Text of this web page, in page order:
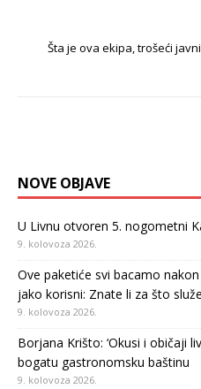
Šta je ova ekipa, trošeći
NOVE OBJAVE
U Livnu otvoren 5. nogometni
9. kolovoza 2026.
Ove paketiće svi bacamo
jako korisni: Znate li za što
9. kolovoza 2026.
Borjana Krišto: ‘Okusi i običaji
bogatu gastronomsku baštinu
9. kolovoza 2026.